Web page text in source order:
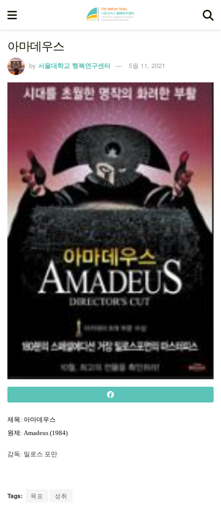
아마데우스
by 서울대학교 행복연구센터 5월 11, 2021
제목: 아마데우스
원제 : Amadeus (1984)
감독: 밀로스 포만
Tags: 목표 성취